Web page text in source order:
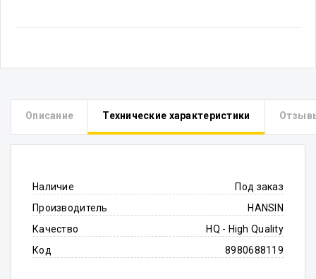
Описание Технические характеристики
Наличие
Под заказ
Производитель
HANSIN
Качество
HQ - High Quality
Код
8980688119